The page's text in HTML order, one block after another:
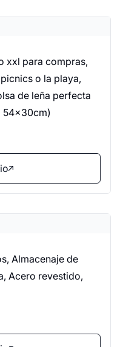
xxl para compras,
o la playa,
de leña perfecta
54x30cm)
Almacenaje de
Acero revestido,